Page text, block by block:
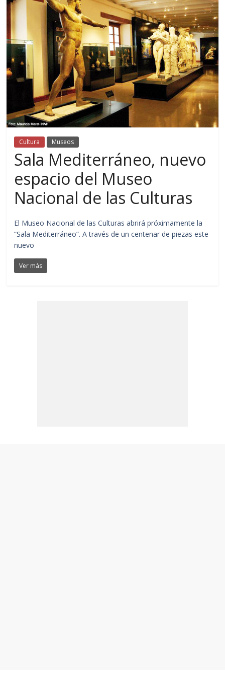
Cultura Museos
Sala Mediterráneo, nuevo
espacio del Museo
Nacional de las Culturas
El Museo Nacional de las Culturas abrirá próximamente la
“Sala Mediterráneo”. A través de un centenar de piezas este
nuevo
Ver más